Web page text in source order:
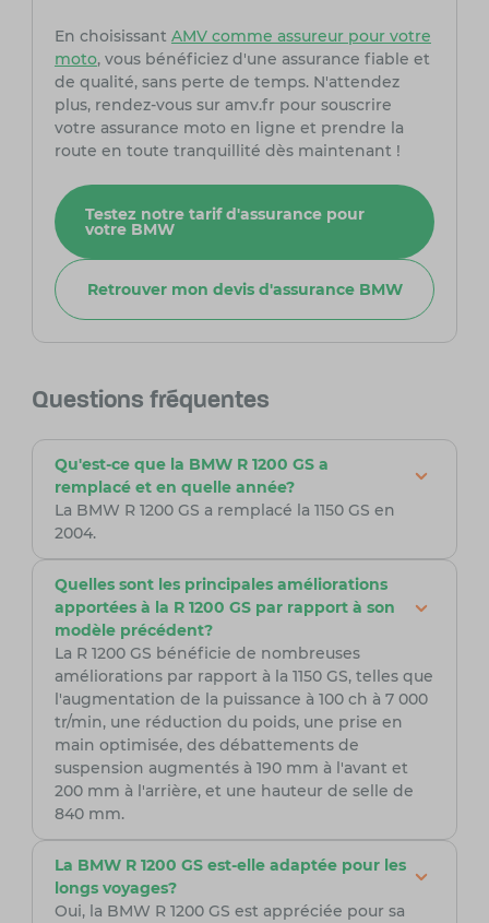
En choisissant AMV comme assureur pour votre
moto, vous bénéficiez d'une assurance fiable et
de qualité, sans perte de temps. N'attendez
plus, rendez-vous sur amv.fr pour souscrire
votre assurance moto en ligne et prendre la
route en toute tranquillité dès maintenant !
Testez notre tarif d'assurance pour
votre BMW
Retrouver mon devis d'assurance BMW
Questions fréquentes
Qu'est-ce que la BMW R 1200 GS a
remplacé et en quelle année?
La BMW R 1200 GS a remplacé la 1150 GS en
2004.
Quelles sont les principales améliorations
apportées à la R 1200 GS par rapport à son
modèle précédent?
La R 1200 GS bénéficie de nombreuses
améliorations par rapport à la 1150 GS, telles que
l'augmentation de la puissance à 100 ch à 7 000
tr/min, une réduction du poids, une prise en
main optimisée, des débattements de
suspension augmentés à 190 mm à l'avant et
200 mm à l'arrière, et une hauteur de selle de
840 mm.
La BMW R 1200 GS est-elle adaptée pour les
longs voyages?
Oui, la BMW R 1200 GS est appréciée pour sa